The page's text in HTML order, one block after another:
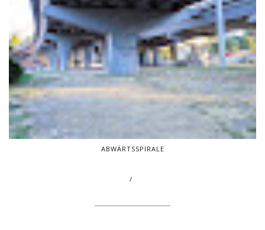
ABWÄRTSSPIRALE
/